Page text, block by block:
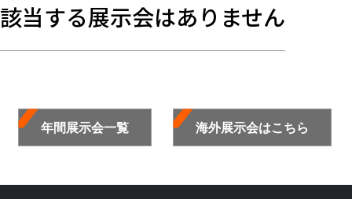
該当する展示会はありません
年間展示会一覧 海外展示会はこちら